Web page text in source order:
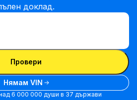
доклад.
Провери
Нямам VIN
6 000 000 души в 37 държави